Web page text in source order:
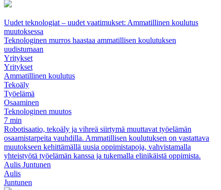
Uudet teknologiat – uudet vaatimukset: Ammatillinen koulutus
muutoksessa
Teknologinen murros haastaa ammatillisen koulutuksen
uudistumaan
Yritykset
Yritykset
Ammatillinen koulutus
Tekoäly
Työelämä
Osaaminen
Teknologinen muutos
7 min
Robotisaatio, tekoäly ja vihreä siirtymä muuttavat työelämän
osaamistarpeita vauhdilla. Ammatillisen koulutuksen on vastattava
muutokseen kehittämällä uusia oppimistapoja, vahvistamalla
yhteistyötä työelämän kanssa ja tukemalla elinikäistä oppimista.
Aulis Juntunen
Aulis
Juntunen